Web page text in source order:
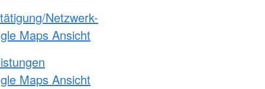
Netzwerk-
Maps Ansicht
Maps Ansicht